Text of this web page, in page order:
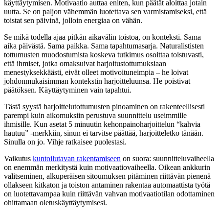
käyttäytymisen. Motivaatio auttaa eniten, kun päätät aloittaa jotain
uutta. Se on paljon vähemmän luotettava sen varmistamiseksi, että
toistat sen päivinä, jolloin energiaa on vähän.
Se mikä todella ajaa pitkän aikavälin toistoa, on konteksti. Sama
aika päivästä. Sama paikka. Sama tapahtumasarja. Naturalististen
tottumusten muodostumista koskeva tutkimus osoittaa toistuvasti,
että ihmiset, jotka omaksuivat harjoitustottumuksiaan
menestyksekkäästi, eivät olleet motivoituneimpia – he loivat
johdonmukaisimman kontekstin harjoitteluunsa. He poistivat
päätöksen. Käyttäytyminen vain tapahtui.
Tästä syystä harjoittelutottumusten pinoaminen on rakenteellisesti
parempi kuin aikomuksiin perustuva suunnittelu useimmille
ihmisille. Kun asetat 5 minuutin kehonpainoharjoittelun “kahvia
hautuu” -merkkiin, sinun ei tarvitse päättää, harjoitteletko tänään.
Sinulla on jo. Vihje ratkaisee puolestasi.
Vaikutus kuntoilutavan rakentamiseen on suora: suunnitteluvaiheella
on enemmän merkitystä kuin motivaatiovaiheella. Oikean ankkurin
valitseminen, alkuperäisen sitoumuksen pitäminen riittävän pienenä
ollakseen kitkaton ja toiston antaminen rakentaa automaattista työtä
on luotettavampaa kuin riittävän vahvan motivaatiotilan odottaminen
ohittamaan oletuskäyttäytymisesi.